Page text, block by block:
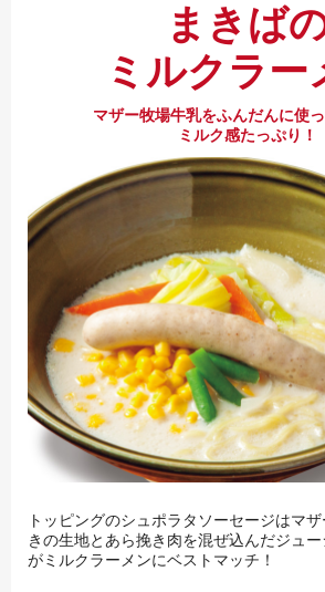
まきば
ミルクラー
マザー牧場牛乳をふんだんに使
ミルク感たっぷり！
トッピングのシュポラタソーセージはマザ
きの生地とあら挽き肉を混ぜ込んだジュ
がミルクラーメンにベストマッチ！